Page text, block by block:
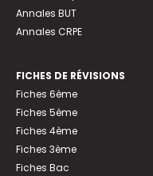
Annales BUT
Annales CRPE
FICHES DE RÉVISIONS
Fiches 6ème
Fiches 5ème
Fiches 4ème
Fiches 3ème
Fiches Bac